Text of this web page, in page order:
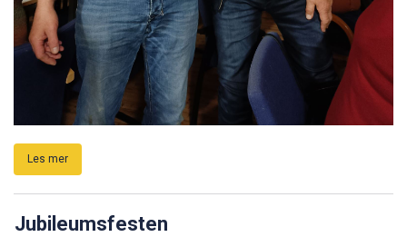
Les mer
Jubileumsfesten